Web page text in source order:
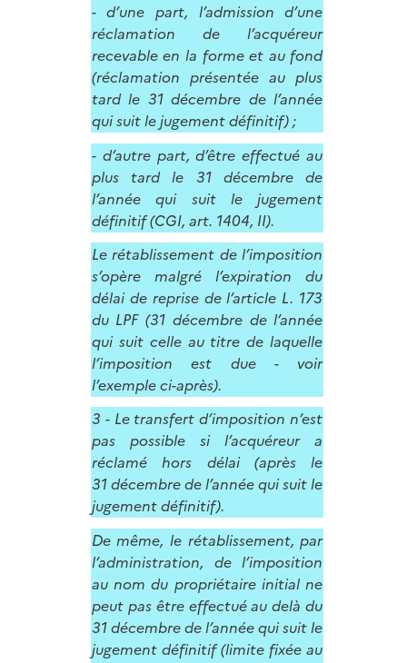
- d’une part, l’admission d’une
réclamation de l’acquéreur
recevable en la forme et au fond
(réclamation présentée au plus
tard le 31 décembre de l’année
qui suit le jugement définitif) ;
- d’autre part, d’être effectué au
plus tard le 31 décembre de
l’année qui suit le jugement
définitif (CGI, art. 1404, II).
Le rétablissement de l’imposition
s’opère malgré l’expiration du
délai de reprise de l’article L. 173
du LPF (31 décembre de l’année
qui suit celle au titre de laquelle
l’imposition est due - voir
l’exemple ci-après).
3 - Le transfert d’imposition n’est
pas possible si l’acquéreur a
réclamé hors délai (après le
31 décembre de l’année qui suit le
jugement définitif).
De même, le rétablissement, par
l’administration, de l’imposition
au nom du propriétaire initial ne
peut pas être effectué au delà du
31 décembre de l’année qui suit le
jugement définitif (limite fixée au